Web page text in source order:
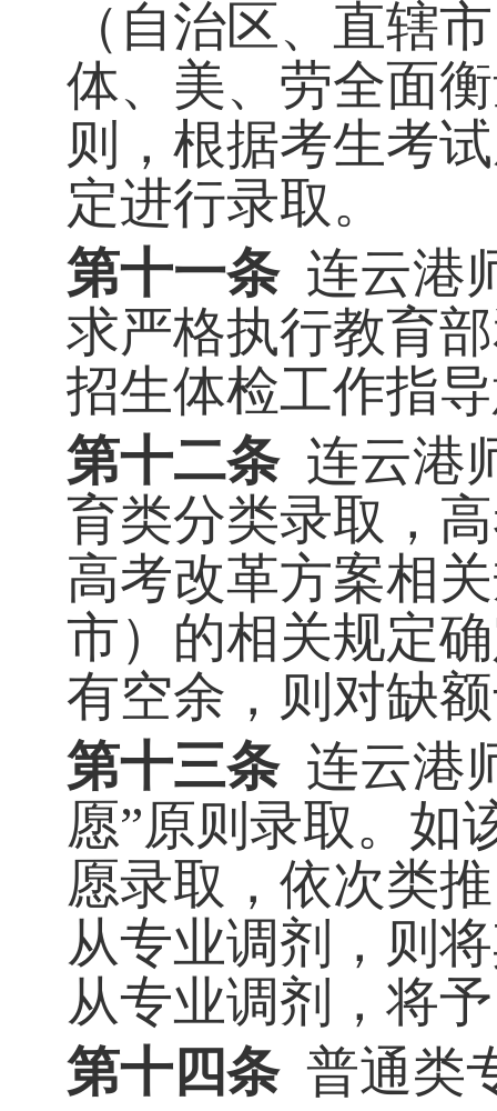
（自治区、直辖
体、美、劳全面
则，根据考生考
定进行录取。
第十一条 连云港
求严格执行教育
招生体检工作指
第十二条 连云港
育类分类录取，
高考改革方案相
市）的相关规定
有空余，则对缺
第十三条 连云港
愿”原则录取。如
愿录取，依次类
从专业调剂，则
从专业调剂，将
第十四条 普通类